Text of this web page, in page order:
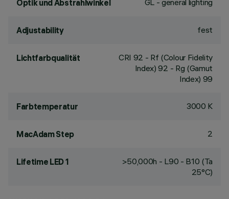
Optik und Abstrahlwinkel GL - general lighting
Adjustability fest
Lichtfarbqualität CRI 92 - Rf (Colour Fidelity
Index) 92 - Rg (Gamut
Index) 99
Farbtemperatur 3000 K
MacAdam Step 2
Lifetime LED 1
>50,000h - L90 - B10 (Ta
25°C)